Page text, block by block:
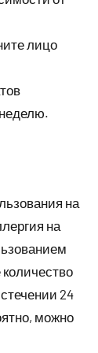
лицо
на
на
24
можно